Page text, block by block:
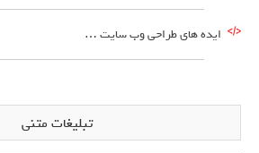
ایده های طراحی وب سایت …
تبلیغات متنی